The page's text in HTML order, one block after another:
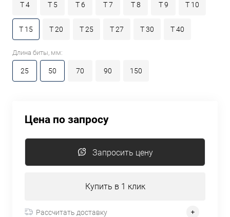
T 4 T 5 T 6 T 7 T 8 T 9 T 10
T 15 T 20 T 25 T 27 T 30 T 40
Длина биты, мм:
25 50 70 90 150
Цена по запросу
Запросить цену
Купить в 1 клик
Рассчитать доставку